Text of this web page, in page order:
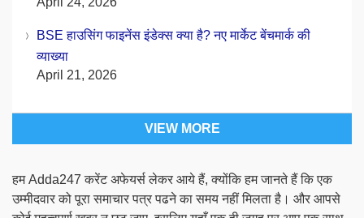
BSE हाउसिंग फाइनेंस इंडेक्स क्या है? नए मार्केट बेंचमार्क की
व्याख्या
April 21, 2026
VIEW MORE
हम Adda247 करेंट अफेयर्स लेकर आये हैं, क्योंकि हम जानते हैं कि एक
उम्मीदवार को पूरा समाचार पत्र पढने का समय नहीं मिलता है। और आपसे